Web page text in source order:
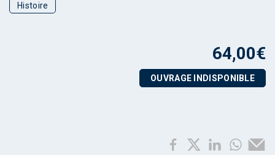
Histoire
64,00€
OUVRAGE INDISPONIBLE